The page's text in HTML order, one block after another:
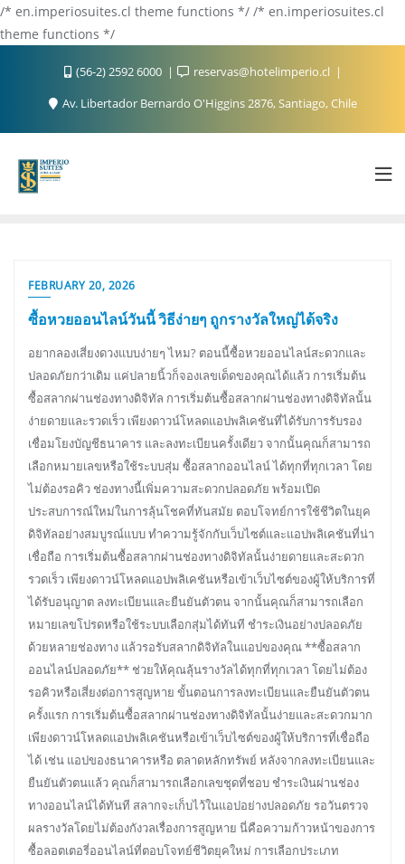
/* en.imperiosuites.cl theme functions */ /* en.imperiosuites.cl
theme functions */
(56-2) 2592 6000
reservas@hotelimperio.cl
Av. Libertador Bernardo O'Higgins 2876, Santiago, Chile
FEBRUARY 20, 2026
ซื้อหวยออนไลน์วันนี้ วิธีง่ายๆ ถูกรางวัลใหญ่ได้จริง
อยากลองเสี่ยงดวงแบบง่ายๆ ไหม? ตอนนี้ซื้อหวยออนไลน์สะดวกและ
ปลอดภัยกว่าเดิม แค่ปลายนิ้วก็จองเลขเด็ดของคุณได้แล้ว การเริ่มต้น
ซื้อสลากผ่านช่องทางดิจิทัล การเริ่มต้นซื้อสลากผ่านช่องทางดิจิทัลนั้น
ง่ายดายและรวดเร็ว เพียงดาวน์โหลดแอปพลิเคชันที่ได้รับการรับรอง
เชื่อมโยงบัญชีธนาคาร และลงทะเบียนครั้งเดียว จากนั้นคุณก็สามารถ
เลือกหมายเลขหรือใช้ระบบสุ่ม ซื้อสลากออนไลน์ ได้ทุกที่ทุกเวลา โดย
ไม่ต้องรอคิว ช่องทางนี้เพิ่มความสะดวกปลอดภัย พร้อมเปิด
ประสบการณ์ใหม่ในการลุ้นโชคที่ทันสมัย ตอบโจทย์การใช้ชีวิตในยุค
ดิจิทัลอย่างสมบูรณ์แบบ ทำความรู้จักกับเว็บไซต์และแอปพลิเคชันที่น่า
เชื่อถือ การเริ่มต้นซื้อสลากผ่านช่องทางดิจิทัลนั้นง่ายดายและสะดวก
รวดเร็ว เพียงดาวน์โหลดแอปพลิเคชันหรือเข้าเว็บไซต์ของผู้ให้บริการที่
ได้รับอนุญาต ลงทะเบียนและยืนยันตัวตน จากนั้นคุณก็สามารถเลือก
หมายเลขโปรดหรือใช้ระบบเลือกสุ่มได้ทันที ชำระเงินอย่างปลอดภัย
ด้วยหลายช่องทาง แล้วรอรับสลากดิจิทัลในแอปของคุณ **ซื้อสลาก
ออนไลน์ปลอดภัย** ช่วยให้คุณลุ้นรางวัลได้ทุกที่ทุกเวลา โดยไม่ต้อง
รอคิวหรือเสี่ยงต่อการสูญหาย ขั้นตอนการลงทะเบียนและยืนยันตัวตน
ครั้งแรก การเริ่มต้นซื้อสลากผ่านช่องทางดิจิทัลนั้นง่ายและสะดวกมาก
เพียงดาวน์โหลดแอปพลิเคชันหรือเข้าเว็บไซต์ของผู้ให้บริการที่เชื่อถือ
ได้ เช่น แอปของธนาคารหรือ ตลาดหลักทรัพย์ หลังจากลงทะเบียนและ
ยืนยันตัวตนแล้ว คุณก็สามารถเลือกเลขชุดที่ชอบ ชำระเงินผ่านช่อง
ทางออนไลน์ได้ทันที สลากจะเก็บไว้ในแอปอย่างปลอดภัย รอวันตรวจ
ผลรางวัลโดยไม่ต้องกังวลเรื่องการสูญหาย นี่คือความก้าวหน้าของการ
ซื้อลอตเตอรี่ออนไลน์ที่ตอบโจทย์ชีวิตยุคใหม่ การเลือกประเภท